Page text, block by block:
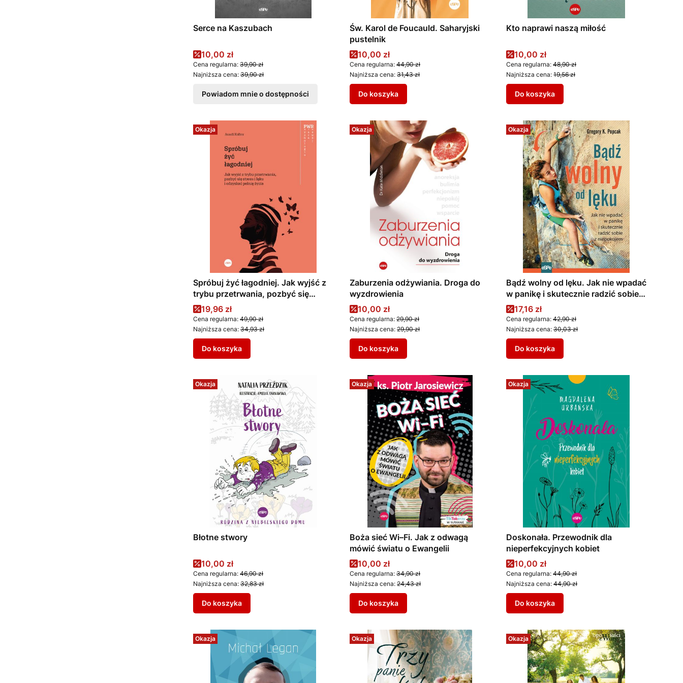
Serce na Kaszubach
Cena promocyjna
10,00 zł
Cena regularna: 39,90 zł
Najniższa cena: 39,90 zł
Powiadom mnie o dostępności
Św. Karol de Foucauld. Saharyjski
pustelnik
Cena promocyjna
10,00 zł
Cena regularna: 44,90 zł
Najniższa cena: 31,43 zł
Do koszyka
Kto naprawi naszą miłość
Cena promocyjna
10,00 zł
Cena regularna: 48,90 zł
Najniższa cena: 19,56 zł
Do koszyka
Okazja
Spróbuj żyć łagodniej. Jak wyjść z
trybu przetrwania, pozbyć się
stresu i lęku i odzyskać pełnię życia
Cena promocyjna
19,96 zł
Cena regularna: 49,90 zł
Najniższa cena: 34,93 zł
Do koszyka
Okazja
Zaburzenia odżywiania. Droga do
wyzdrowienia
Cena promocyjna
10,00 zł
Cena regularna: 29,90 zł
Najniższa cena: 29,90 zł
Do koszyka
Okazja
Bądź wolny od lęku. Jak nie wpadać
w panikę i skutecznie radzić sobie z
niepokojem
Cena promocyjna
17,16 zł
Cena regularna: 42,90 zł
Najniższa cena: 30,03 zł
Do koszyka
Okazja
Błotne stwory
Cena promocyjna
10,00 zł
Cena regularna: 46,90 zł
Najniższa cena: 32,83 zł
Do koszyka
Okazja
Boża sieć Wi–Fi. Jak z odwagą
mówić światu o Ewangelii
Cena promocyjna
10,00 zł
Cena regularna: 34,90 zł
Najniższa cena: 24,43 zł
Do koszyka
Okazja
Doskonała. Przewodnik dla
nieperfekcyjnych kobiet
Cena promocyjna
10,00 zł
Cena regularna: 44,90 zł
Najniższa cena: 44,90 zł
Do koszyka
Okazja Okazja Okazja